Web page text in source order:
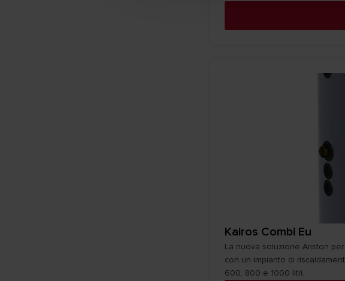
Kairos Combi Eu
La nuova soluzione Ariston
con un impianto di
600, 800 e 1000 litri.